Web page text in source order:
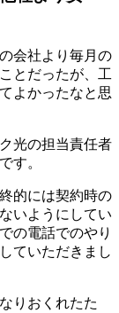
会社より毎月の
とだったが、工
よかったなと思
光の担当責任者
す。
的には契約時の
いようにしてい
の電話でのやり
ていただきまし
りおくれたた